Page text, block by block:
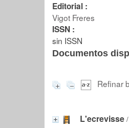
Editorial :
Vigot Freres
ISSN :
sin ISSN
Documentos
Refinar
L'ecrevisse /